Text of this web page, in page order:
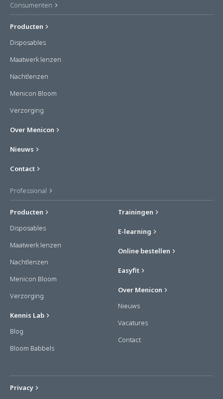
Consumenten
Producten
Disposables
Maatwerk lenzen
Nachtlenzen
Menicon Bloom
Verzorging
Over Menicon
Nieuws
Contact
Professional
Producten
Disposables
Maatwerk lenzen
Nachtlenzen
Menicon Bloom
Verzorging
Kennis Lab
Blog
Bloom Babbels
Trainingen
E-learning
Online bestellen
Easyfit
Over Menicon
Nieuws
Vacatures
Contact
Privacy